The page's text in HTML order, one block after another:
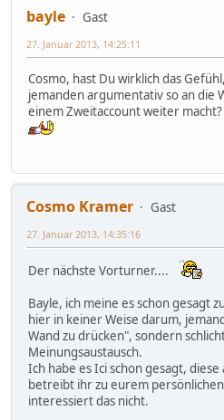
bayle
Gast
27. Januar 2013, 14:25:11
Cosmo, hast Du wirklich das
jemanden argumentativ so an die
einem Zweitaccount weiter macht?
Cosmo Kramer
Gast
27. Januar 2013, 14:35:16
Der nächste Vorturner....
Bayle, ich meine es schon gesagt
hier in keiner Weise darum,
Wand zu drücken", sondern
Meinungsaustausch.
Ich habe es Ici schon gesagt,
betreibt ihr zu eurem
interessiert das nicht.